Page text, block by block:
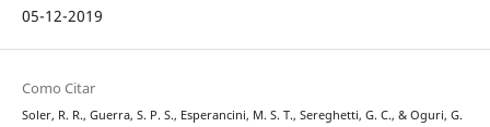
05-12-2019
Como Citar
Soler, R. R., Guerra, S. P. S., Esperancini, M. S. T., Sereghetti, G. C., & Oguri, G.